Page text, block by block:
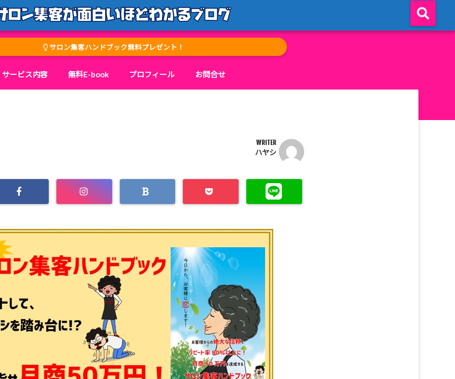
サロン集客ハンドブック無料プレゼント！
サービス内容 無料E-book プロフィール お問合せ
WRITER
ハヤシ